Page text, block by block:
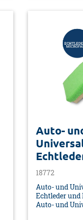
Auto-
18772
Auto- und
Echtleder und
Auto- und